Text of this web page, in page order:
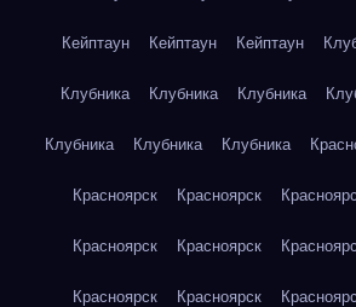
Кейптаун Кейптаун Кейптаун
Клубника Клубника Клубника
Клубника Клубника Клубника
Красноярск Красноярск
Красноярск Красноярск
Красноярск Красноярск